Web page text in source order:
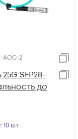
AOC-2
SFP28-
до
: 10 шт